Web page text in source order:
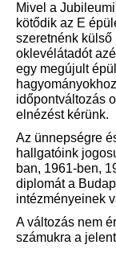
Mivel a
kötődik az E
szeretnénk külső
oklevélátadót
egy megújult
időpontváltozás
elnézést kérünk.
Az ünnepségre
hallgatóink
ban, 1961-ben,
diplomát a
intézményeinek
A változás nem
számukra a